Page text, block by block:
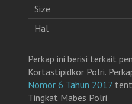
Size
Hal
Perkap ini berisi terkait
Kortastipidkor Polri.
Nomor 6 Tahun 2017
Tingkat Mabes Polri